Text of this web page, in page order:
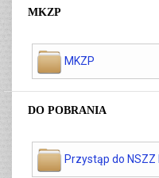
MKZP
MKZP
DO POBRANIA
Przystąp do NSZZ